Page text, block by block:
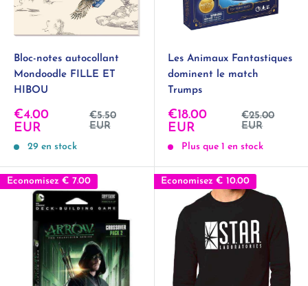
Bloc-notes autocollant
Mondoodle FILLE ET
HIBOU
Prix
réduit
€4.00
EUR
Prix
normal
€5.50
EUR
29 en stock
Les Animaux Fantastiques
dominent le match
Trumps
Prix
réduit
€18.00
EUR
Prix
normal
€25.00
EUR
Plus que 1 en stock
Economisez € 7.00 Economisez € 10.00